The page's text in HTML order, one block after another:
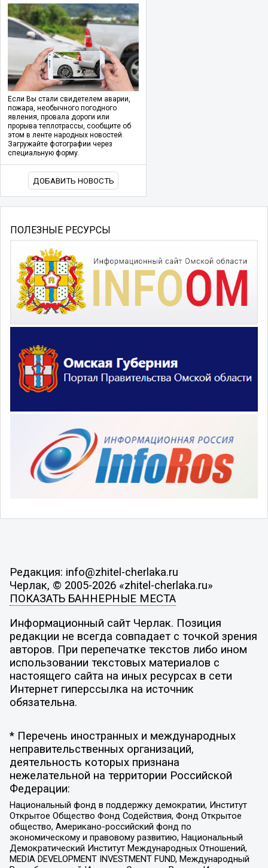
Если Вы стали свидетелем аварии,
пожара, необычного погодного
явления, провала дороги или
прорыва теплотрассы, сообщите об
этом в ленте народных новостей.
Загружайте фотографии через
специальную форму.
ДОБАВИТЬ НОВОСТЬ
ПОЛЕЗНЫЕ РЕСУРСЫ
Редакция: info@zhitel-cherlaka.ru
Черлак, © 2005-2026 «zhitel-cherlaka.ru»
ПОКАЗАТЬ БАННЕРНЫЕ МЕСТА
Информационный сайт Черлак. Позиция
редакции не всегда совпадает с точкой зрения
авторов. При перепечатке текстов либо ином
использовании текстовых материалов с
настоящего сайта на иных ресурсах в сети
Интернет гиперссылка на источник
обязательна.
* Перечень иностранных и международных
неправительственных организаций,
деятельность которых признана
нежелательной на территории Российской
Федерации:
Национальный фонд в поддержку демократии, Институт
Открытое Общество Фонд Содействия, Фонд Открытое
общество, Американо-российский фонд по
экономическому и правовому развитию, Национальный
Демократический Институт Международных Отношений,
MEDIA DEVELOPMENT INVESTMENT FUND, Международный